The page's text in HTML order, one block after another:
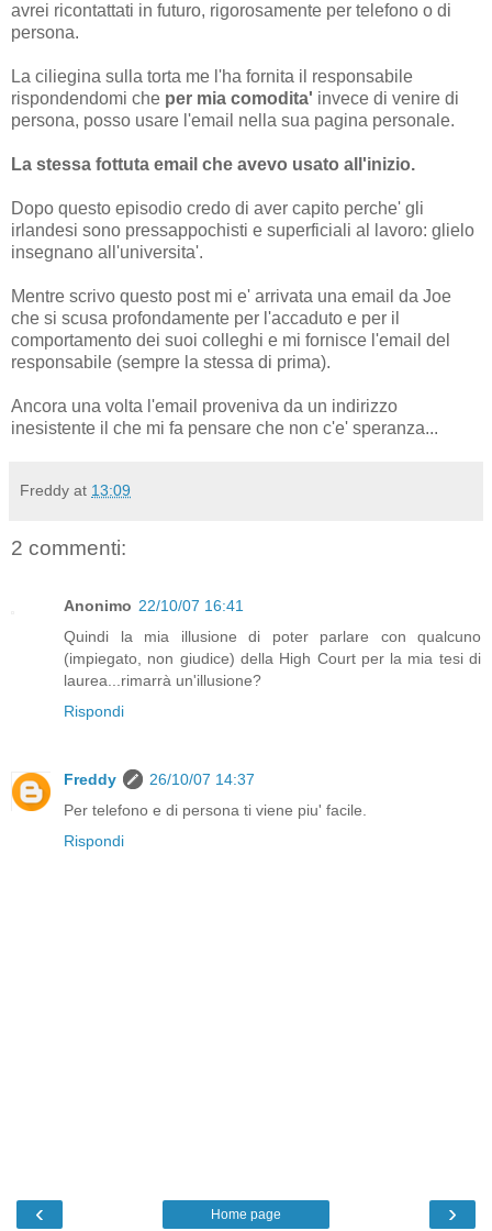
avrei ricontattati in futuro, rigorosamente per telefono o di
persona.
La ciliegina sulla torta me l'ha fornita il responsabile
rispondendomi che per mia comodita' invece di venire di
persona, posso usare l'email nella sua pagina personale.
La stessa fottuta email che avevo usato all'inizio.
Dopo questo episodio credo di aver capito perche' gli
irlandesi sono pressappochisti e superficiali al lavoro: glielo
insegnano all'universita'.
Mentre scrivo questo post mi e' arrivata una email da Joe
che si scusa profondamente per l'accaduto e per il
comportamento dei suoi colleghi e mi fornisce l'email del
responsabile (sempre la stessa di prima).
Ancora una volta l'email proveniva da un indirizzo
inesistente il che mi fa pensare che non c'e' speranza...
Freddy at 13:09
2 commenti:
Anonimo 22/10/07 16:41
Quindi la mia illusione di poter parlare con qualcuno
(impiegato, non giudice) della High Court per la mia tesi di
laurea...rimarrà un'illusione?
Rispondi
Freddy
26/10/07 14:37
Per telefono e di persona ti viene piu' facile.
Rispondi
‹ ›
Home page